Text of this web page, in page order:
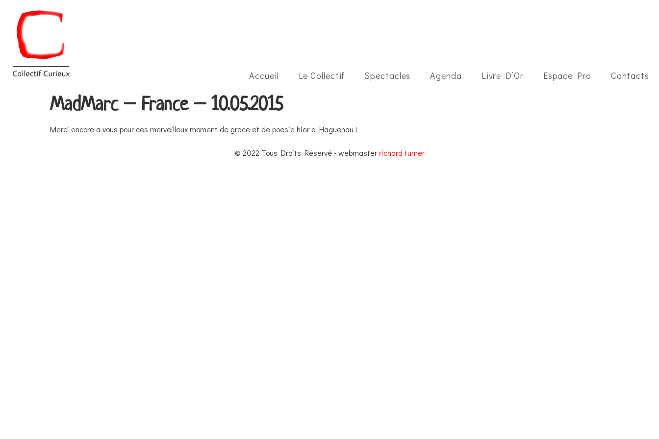
Accueil Le Collectif Spectacles Agenda Livre D’Or Espace Pro Contacts
MadMarc – France – 10.05.2015
Merci encore a vous pour ces merveilleux moment de grace et de poesie hier a Haguenau !
© 2022 Tous Droits Réservé - webmasterrichard turner